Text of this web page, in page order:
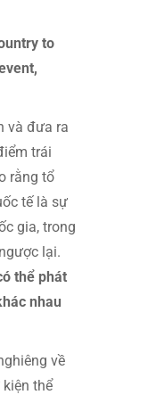
to
và đưa ra
trái
rằng tổ
tế là sự
gia, trong
lại.
thể phát
nhau
về
thể